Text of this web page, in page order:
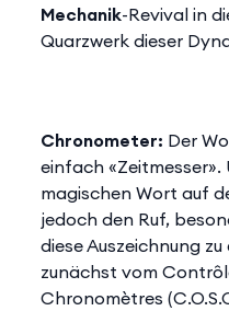
Mechanik-Revival in
Quarzwerk dieser
Chronometer: Der
einfach «Zeitmesser».
magischen Wort auf
jedoch den Ruf,
diese Auszeichnung
zunächst vom
Chronomètres